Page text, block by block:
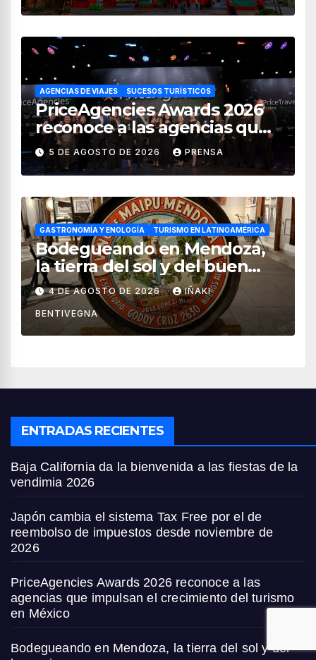
AGENCIAS DE VIAJES SUCESOS TURÍSTICOS
PriceAgencies Awards 2026
reconoce a las agencias que
impulsan el crecimiento del
turismo en México
5 DE AGOSTO DE 2026 PRENSA
GASTRONOMÍA Y ENOLOGÍA TURISMO EN LATINOAMÉRICA
Bodegueando en Mendoza,
la tierra del sol y del buen
vino
4 DE AGOSTO DE 2026 IÑAKI
BENTIVEGNA
ENTRADAS RECIENTES
Baja California da la bienvenida a las fiestas de la
vendimia 2026
Japón cambia el sistema Tax Free por el de
reembolso de impuestos desde noviembre de
2026
PriceAgencies Awards 2026 reconoce a las
agencias que impulsan el crecimiento del turismo
en México
Bodegueando en Mendoza, la tierra del sol y del